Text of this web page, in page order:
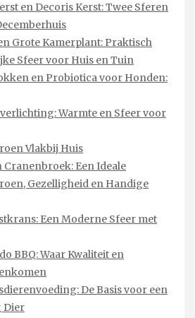
en Decoris Kerst: Twee Sferen
Grote Kamerplant: Praktisch
Sfeer voor Huis en Tuin
en Probiotica voor Honden:
Warmte en Sfeer voor
Vlakbij Huis
Een Ideale
Gezelligheid en Handige
Een Moderne Sfeer met
BBQ: Waar Kwaliteit en
De Basis voor een
Dier